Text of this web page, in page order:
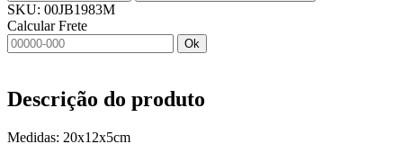
SKU: 00JB1983M
Calcular Frete
Ok
Descrição do produto
Medidas: 20x12x5cm